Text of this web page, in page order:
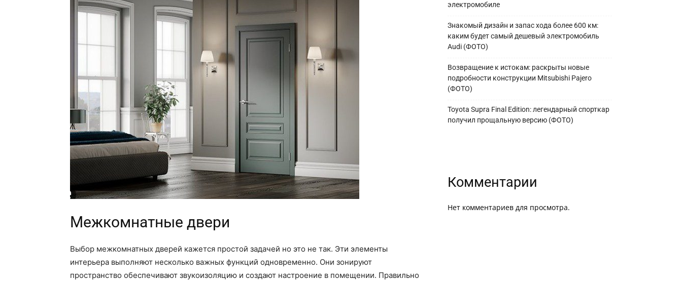
Межкомнатные двери
Выбор межкомнатных дверей кажется простой задачей но это не так. Эти элементы
интерьера выполняют несколько важных функций одновременно. Они зонируют
пространство обеспечивают звукоизоляцию и создают настроение в помещении. Правильно
электромобиле
Знакомый дизайн и запас хода более 600 км:
каким будет самый дешевый электромобиль
Audi (ФОТО)
Возвращение к истокам: раскрыты новые
подробности конструкции Mitsubishi Pajero
(ФОТО)
Toyota Supra Final Edition: легендарный спорткар
получил прощальную версию (ФОТО)
Комментарии
Нет комментариев для просмотра.